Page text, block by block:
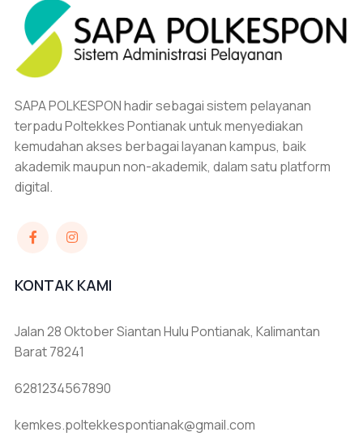
SAPA POLKESPON hadir sebagai sistem pelayanan
terpadu Poltekkes Pontianak untuk menyediakan
kemudahan akses berbagai layanan kampus, baik
akademik maupun non-akademik, dalam satu platform
digital.
KONTAK KAMI
Jalan 28 Oktober Siantan Hulu Pontianak, Kalimantan
Barat 78241
6281234567890
kemkes.poltekkespontianak@gmail.com